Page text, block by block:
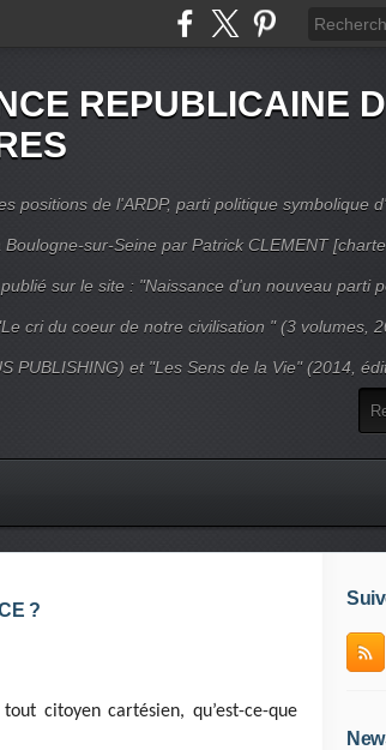
REPUBLICAINE
positions de l'ARDP, parti politique symbolique
sur-Seine par Patrick CLEMENT
sur le site : "Naissance d'un nouveau parti
cri du coeur de notre civilisation " (3 volumes,
PUBLISHING) et "Les Sens de la Vie" (2014,
?
citoyen cartésien, qu’est-ce-que